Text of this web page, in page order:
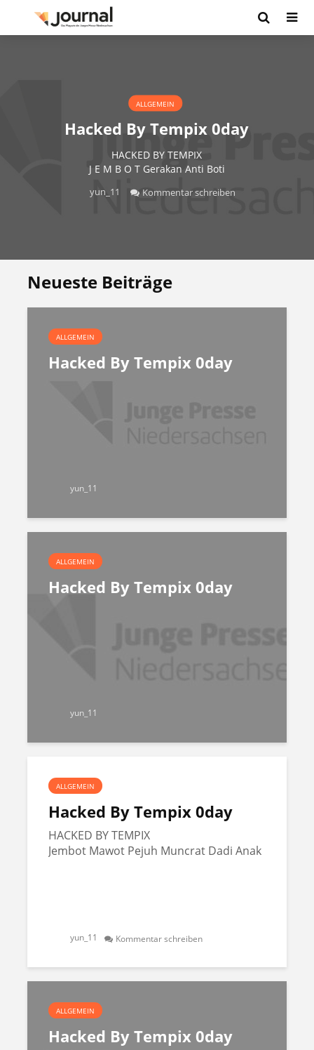
ALLGEMEIN
Hacked By Tempix 0day
HACKED BY TEMPIX
J E M B O T Gerakan Anti Boti
yun_11 Kommentar schreiben
Neueste Beiträge
ALLGEMEIN
Hacked By Tempix 0day
yun_11
ALLGEMEIN
Hacked By Tempix 0day
yun_11
ALLGEMEIN
Hacked By Tempix 0day
HACKED BY TEMPIX
Jembot Mawot Pejuh Muncrat Dadi Anak
yun_11 Kommentar schreiben
ALLGEMEIN
Hacked By Tempix 0day